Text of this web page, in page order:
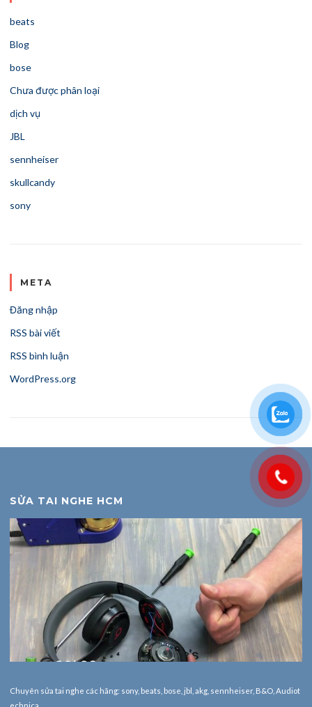
beats
Blog
bose
Chưa được phân loại
dịch vụ
JBL
sennheiser
skullcandy
sony
META
Đăng nhập
RSS bài viết
RSS bình luận
WordPress.org
SỬA TAI NGHE HCM
Chuyên sửa tai nghe các hãng: sony, beats, bose, jbl, akg, sennheiser, B&O, Audiot
echnica…